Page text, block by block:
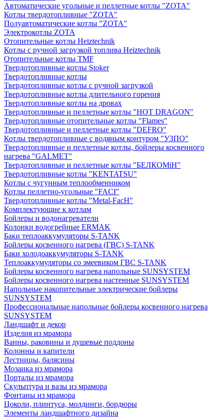
Автоматические угольные и пеллетные котлы "ZOTA"
Котлы твердотопливные "ZOTA"
Полуавтоматические котлы "ZOTA"
Электрокотлы ZOTA
Отопительные котлы Heiztechnik
Котлы с ручной загрузкой топлива Heiztechnik
Отопительные котлы TMF
Твердотопливные котлы Stoker
Твердотопливные котлы
Твердотопливные котлы с ручной загрузкой
Твердотопливные котлы длительного горения
Твердотопливные котлы на дровах
Твердотопливные и пеллетные котлы "HOT DRAGON"
Твердотопливные отопительные котлы "Flames"
Твердотопливные и пеллетные котлы "DEFRO"
Котлы твердотопливные с водяным контуром "УЗПО"
Твердотопливные и пеллетные котлы, бойлеры косвенного
нагрева "GALMET"
Твердотопливные и пеллетные котлы "БЕЛКОМiН"
Твердотопливные котлы "KENTATSU"
Котлы с чугунным теплообменником
Котлы пеллетно-угольные "FACI"
Твердотопливные котлы "Metal-FacH"
Комплектующие к котлам
Бойлеры и водонагреватели
Колонки водогрейные ERMAK
Баки теплоаккумуляторы S-TANK
Бойлеры косвенного нагрева (ГВС) S-TANK
Баки холодоаккумуляторы S-TANK
Теплоаккумуляторы со змеевиком ГВС S-TANK
Бойлеры косвенного нагрева напольные SUNSYSTEM
Бойлеры косвенного нагрева настенные SUNSYSTEM
Напольные накопительные электрические бойлеры
SUNSYSTEM
Профессиональные напольные бойлеры косвенного нагрева
SUNSYSTEM
Ландшафт и декор
Изделия из мрамора
Ванны, раковины и душевые поддоны
Колонны и капители
Лестницы, балясины
Мозаика из мрамора
Порталы из мрамора
Скульптура и вазы из мрамора
Фонтаны из мрамора
Цоколи, плинтуса, молдинги, бордюры
Элементы ландшафтного дизайна